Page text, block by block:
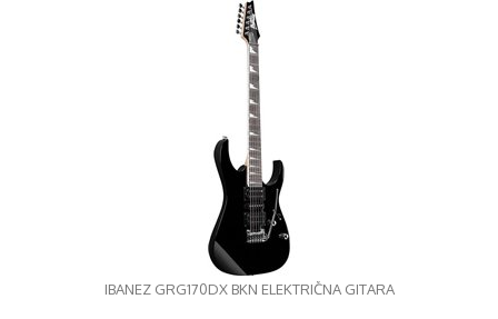
IBANEZ GRG170DX BKN ELEKTRIČNA GITARA